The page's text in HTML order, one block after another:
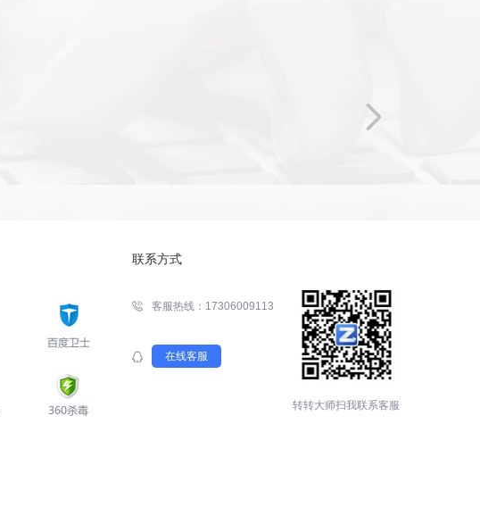
联系方式
客服热线：17306009113
在线客服
转转大师扫我联系客服